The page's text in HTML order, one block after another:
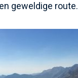
geweldige route.